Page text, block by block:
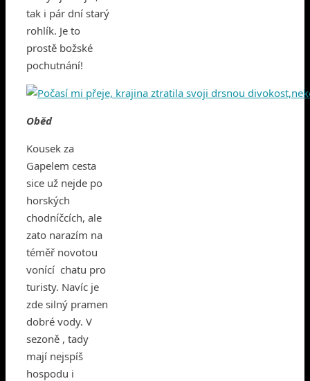
tak i pár dní starý
rohlík. Je to
prostě božské
pochutnání!
Oběd
Kousek za
Gapelem cesta
sice už nejde po
horských
chodníčcích, ale
zato narazím na
téměř novotou
vonící chatu pro
turisty. Navíc je
zde silný pramen
dobré vody. V
sezoně , tady
mají nejspíš
hospodu i